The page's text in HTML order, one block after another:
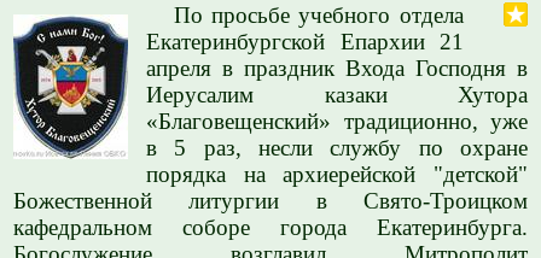
По просьбе учебного отдела
Екатеринбургской Епархии 21
апреля в праздник Входа Господня в
Иерусалим казаки Хутора
«Благовещенский» традиционно, уже
в 5 раз, несли службу по охране
порядка на архиерейской "детской"
Божественной литургии в Свято-Троицком
кафедральном соборе города Екатеринбурга.